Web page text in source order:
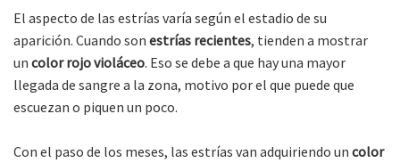
El aspecto de las estrías varía según el estadio de su
aparición. Cuando son estrías recientes, tienden a mostrar
un color rojo violáceo. Eso se debe a que hay una mayor
llegada de sangre a la zona, motivo por el que puede que
escuezan o piquen un poco.
Con el paso de los meses, las estrías van adquiriendo un color